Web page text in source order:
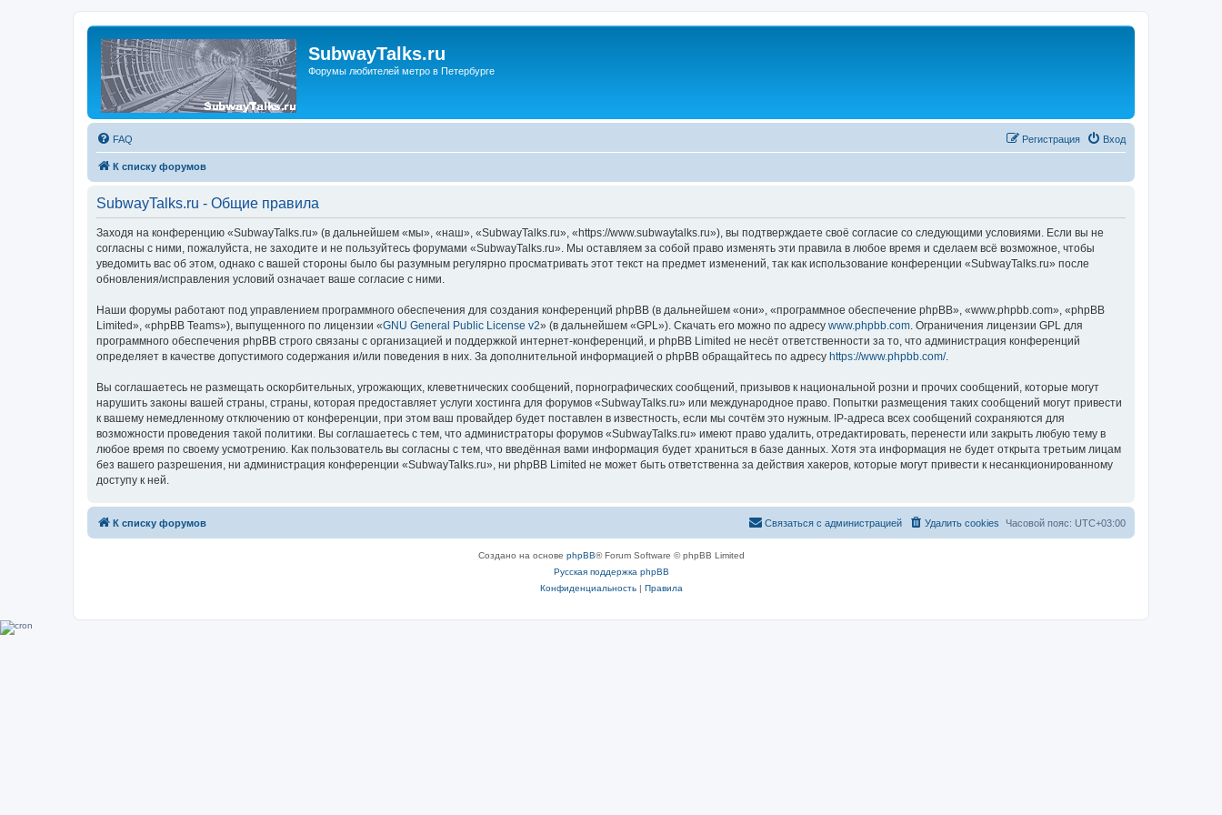
SubwayTalks.ru
Форумы любителей метро в Петербурге
FAQ Вход
Регистрация
К списку форумов
SubwayTalks.ru - Общие правила
Заходя на конференцию «SubwayTalks.ru» (в дальнейшем «мы», «наш», «SubwayTalks.ru», «https://www.subwaytalks.ru»), вы подтверждаете своё согласие со следующими условиями. Если вы не
согласны с ними, пожалуйста, не заходите и не пользуйтесь форумами «SubwayTalks.ru». Мы оставляем за собой право изменять эти правила в любое время и сделаем всё возможное, чтобы
уведомить вас об этом, однако с вашей стороны было бы разумным регулярно просматривать этот текст на предмет изменений, так как использование конференции «SubwayTalks.ru» после
обновления/исправления условий означает ваше согласие с ними.
Наши форумы работают под управлением программного обеспечения для создания конференций phpBB (в дальнейшем «они», «программное обеспечение phpBB», «www.phpbb.com», «phpBB
Limited», «phpBB Teams»), выпущенного по лицензии «GNU General Public License v2» (в дальнейшем «GPL»). Скачать его можно по адресу www.phpbb.com. Ограничения лицензии GPL для
программного обеспечения phpBB строго связаны с организацией и поддержкой интернет-конференций, и phpBB Limited не несёт ответственности за то, что администрация конференций
определяет в качестве допустимого содержания и/или поведения в них. За дополнительной информацией о phpBB обращайтесь по адресу https://www.phpbb.com/.
Вы соглашаетесь не размещать оскорбительных, угрожающих, клеветнических сообщений, порнографических сообщений, призывов к национальной розни и прочих сообщений, которые могут
нарушить законы вашей страны, страны, которая предоставляет услуги хостинга для форумов «SubwayTalks.ru» или международное право. Попытки размещения таких сообщений могут привести
к вашему немедленному отключению от конференции, при этом ваш провайдер будет поставлен в известность, если мы сочтём это нужным. IP-адреса всех сообщений сохраняются для
возможности проведения такой политики. Вы соглашаетесь с тем, что администраторы форумов «SubwayTalks.ru» имеют право удалить, отредактировать, перенести или закрыть любую тему в
любое время по своему усмотрению. Как пользователь вы согласны с тем, что введённая вами информация будет храниться в базе данных. Хотя эта информация не будет открыта третьим лицам
без вашего разрешения, ни администрация конференции «SubwayTalks.ru», ни phpBB Limited не может быть ответственна за действия хакеров, которые могут привести к несанкционированному
доступу к ней.
К списку форумов Часовой пояс: UTC+03:00
Удалить cookies
Связаться с администрацией
Создано на основе phpBB® Forum Software © phpBB Limited
Русская поддержка phpBB
Конфиденциальность| Правила